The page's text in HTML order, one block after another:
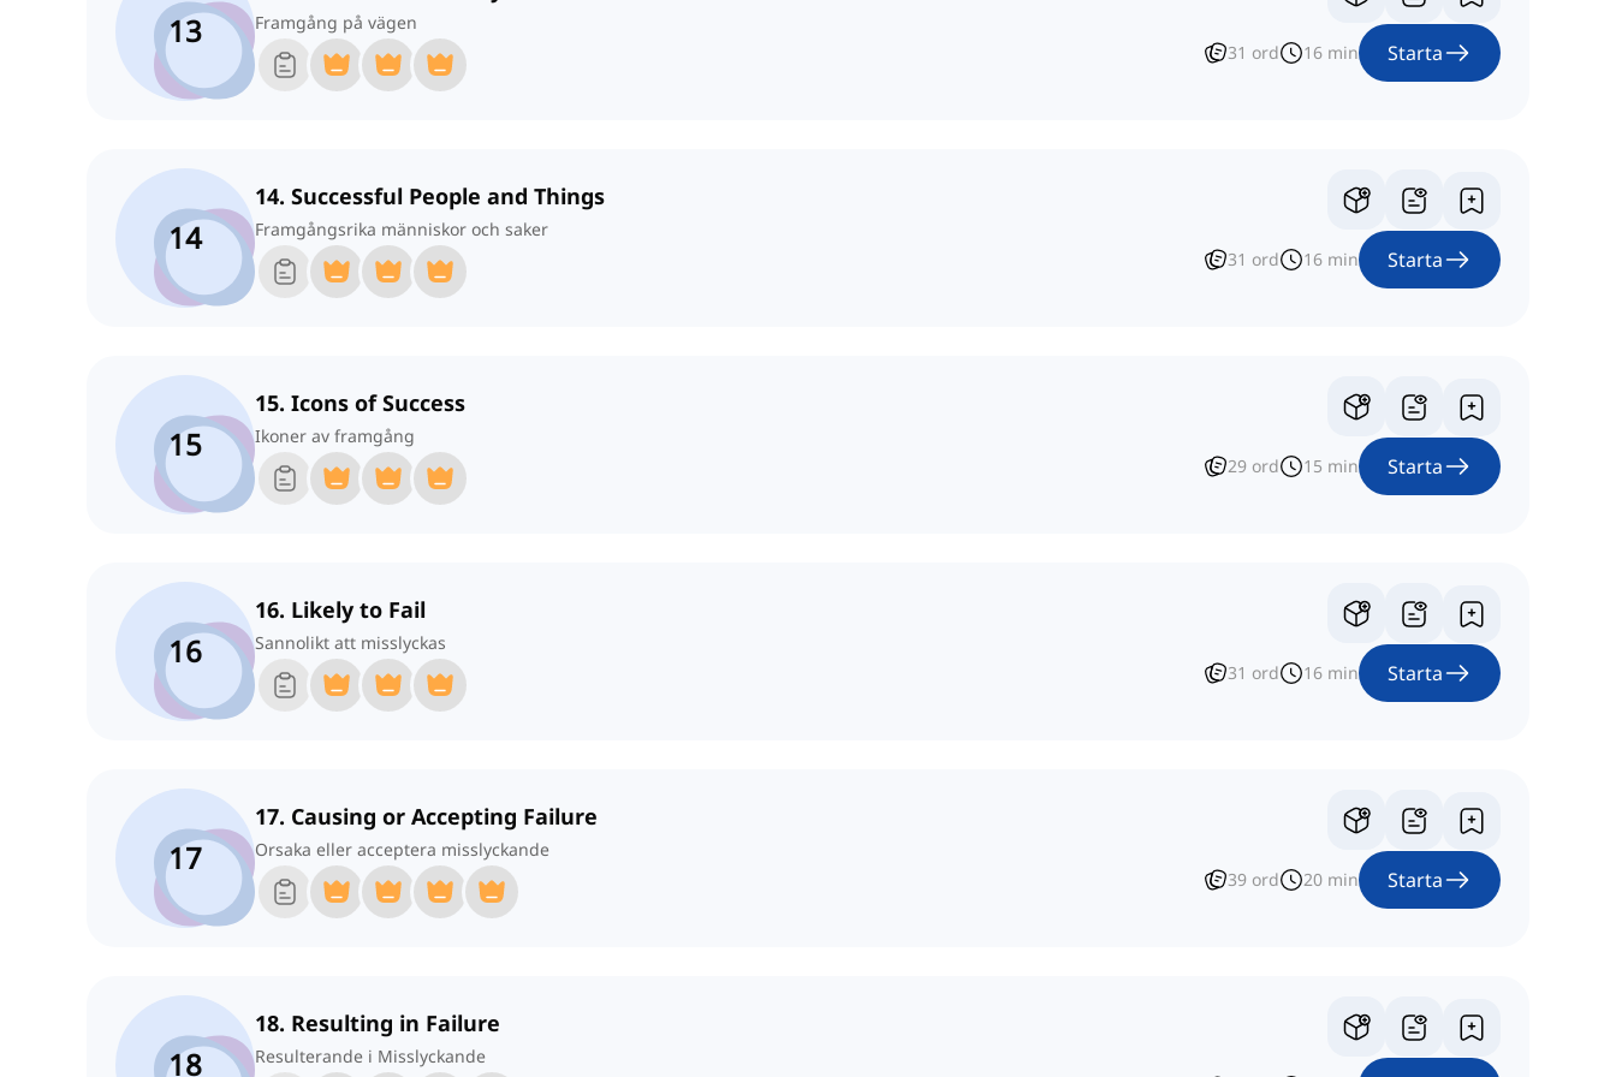
13
Framgång på vägen
31 ord 16 min Starta
14
14. Successful People and Things
Framgångsrika människor och saker
31 ord 16 min Starta
15
15. Icons of Success
Ikoner av framgång
29 ord 15 min Starta
16
16. Likely to Fail
Sannolikt att misslyckas
31 ord 16 min Starta
17
17. Causing or Accepting Failure
Orsaka eller acceptera misslyckande
39 ord 20 min Starta
18
18. Resulting in Failure
Resulterande i Misslyckande